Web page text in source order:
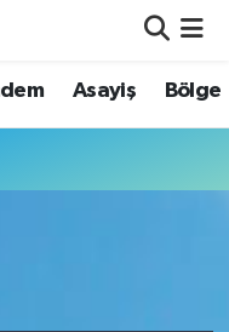
Asayiş Bölge